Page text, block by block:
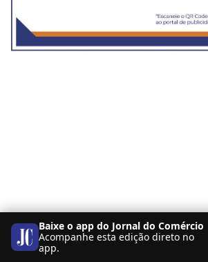
Baixe o app do Jornal do Comércio
Acompanhe esta edição direto no
app.